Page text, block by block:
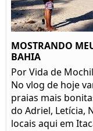
MOSTRANDO
BAHIA
Por Vida de
No vlog de hoje
praias mais
do Adriel, Letícia,
locais aqui em